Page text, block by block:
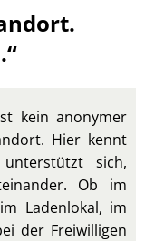
kein anonymer
Hier kennt
sich,
Ob im
Ladenlokal, im
der Freiwilligen